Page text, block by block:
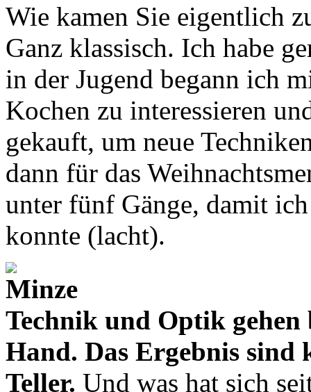
Wie kamen Sie eigentlich
Ganz klassisch. Ich habe
in der Jugend begann ich
Kochen zu interessieren
gekauft, um neue
dann für das
unter fünf Gänge, damit
konnte (lacht).
Technik und Optik
Hand. Das Ergebnis sind
Teller. Und was hat sich